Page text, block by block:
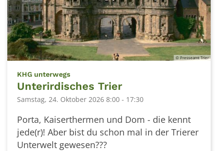
© Presseamt Trier
KHG unterwegs
Unterirdisches Trier
Samstag, 24. Oktober 2026 8:00 - 17:30
Porta, Kaiserthermen und Dom - die kennt
jede(r)! Aber bist du schon mal in der Trierer
Unterwelt gewesen???